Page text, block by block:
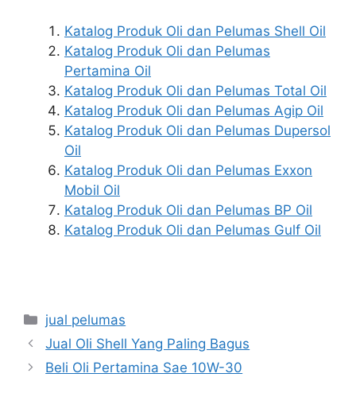
Katalog Produk Oli dan Pelumas Shell Oil
Katalog Produk Oli dan Pelumas
Pertamina Oil
Katalog Produk Oli dan Pelumas Total Oil
Katalog Produk Oli dan Pelumas Agip Oil
Katalog Produk Oli dan Pelumas Dupersol
Oil
Katalog Produk Oli dan Pelumas Exxon
Mobil Oil
Katalog Produk Oli dan Pelumas BP Oil
Katalog Produk Oli dan Pelumas Gulf Oil
jual pelumas
Jual Oli Shell Yang Paling Bagus
Beli Oli Pertamina Sae 10W-30